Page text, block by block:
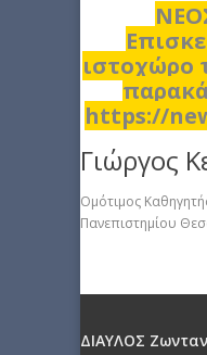
ιστοχώρο
https://
Γιώργος
Ομότιμος
Πανεπιστημίου
ΔΙΑΥΛΟΣ